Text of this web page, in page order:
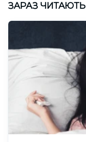
ЗАРАЗ ЧИТАЮТЬ